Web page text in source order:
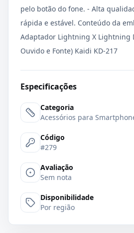
pelo botão do fone. - Alta
rápida e estável. Conteúdo da
Adaptador Lightning X Lightning
Ouvido e Fonte) Kaidi KD-217
Especificações
Categoria
Acessórios para
Código
#279
Avaliação
Sem nota
Disponibilidade
Por região